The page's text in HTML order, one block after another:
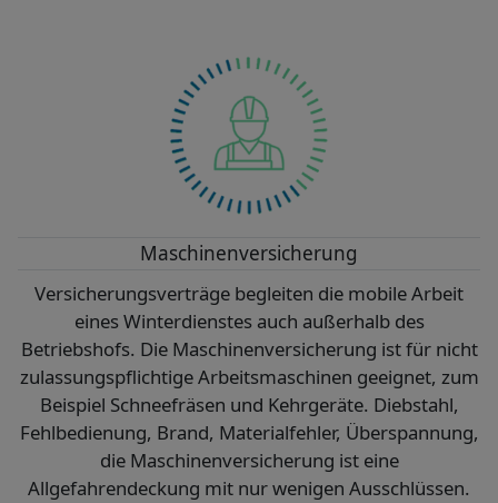
Maschinenversicherung
Versicherungsverträge begleiten die mobile Arbeit
eines Winterdienstes auch außerhalb des
Betriebshofs. Die Maschinenversicherung ist für nicht
zulassungspflichtige Arbeitsmaschinen geeignet, zum
Beispiel Schneefräsen und Kehrgeräte. Diebstahl,
Fehlbedienung, Brand, Materialfehler, Überspannung,
die Maschinenversicherung ist eine
Allgefahrendeckung mit nur wenigen Ausschlüssen.